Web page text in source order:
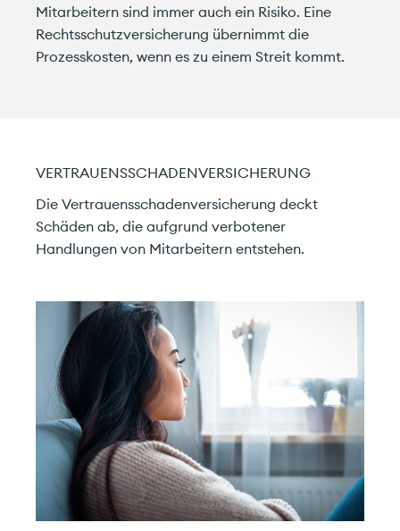
Mitarbeitern sind immer auch ein Risiko. Eine
Rechtsschutzversicherung übernimmt die
Prozesskosten, wenn es zu einem Streit kommt.
VERTRAUENSSCHADENVERSICHERUNG
Die Vertrauensschadenversicherung deckt
Schäden ab, die aufgrund verbotener
Handlungen von Mitarbeitern entstehen.
Ich stimme den Datenschutzrichtlinienzu!
Carefinance GmbH
Pelikanweg 2
4054 Basel
+41 61 691 88 88
info@carefinance.ch